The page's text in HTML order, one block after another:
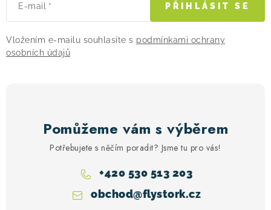
E-mail
Vložením e-mailu souhlasíte s podmínkami ochrany
osobních údajů
PŘIHLÁSIT SE
Pomůžeme vám s výběrem
Potřebujete s něčím poradit? Jsme tu pro vás!
obchod@flystork.cz
+420 530 513 203